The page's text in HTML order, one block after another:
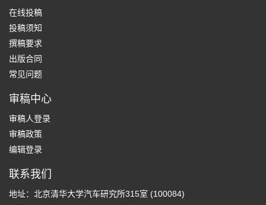
在线投稿
投稿须知
撰稿要求
出版合同
常见问题
审稿中心
审稿人登录
审稿政策
编辑登录
联系我们
地址：北京清华大学汽车研究所315室 (100084)